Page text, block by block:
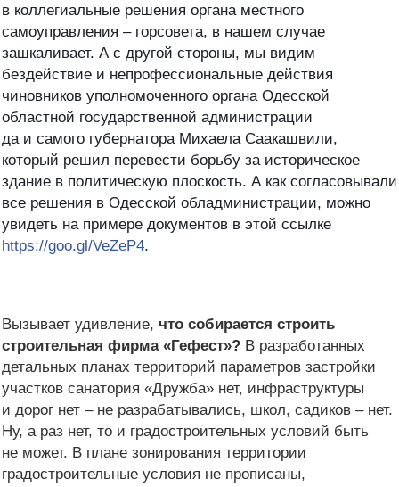
в коллегиальные решения органа местного
самоуправления – горсовета, в нашем случае
зашкаливает. А с другой стороны, мы видим
бездействие и непрофессиональные действия
чиновников уполномоченного органа Одесской
областной государственной администрации
да и самого губернатора Михаела Саакашвили,
который решил перевести борьбу за историческое
здание в политическую плоскость. А как согласовывали
все решения в Одесской обладминистрации, можно
увидеть на примере документов в этой ссылке
https://goo.gl/VeZeP4.
Вызывает удивление, что собирается строить
строительная фирма «Гефест»? В разработанных
детальных планах территорий параметров застройки
участков санатория «Дружба» нет, инфраструктуры
и дорог нет – не разрабатывались, школ, садиков – нет.
Ну, а раз нет, то и градостроительных условий быть
не может. В плане зонирования территории
градостроительные условия не прописаны,